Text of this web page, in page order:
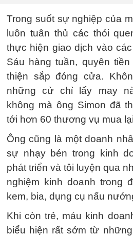
Trong suốt sự nghiệp của
luôn tuân thủ các thói
thực hiện giao dịch vào
Sáu hàng tuần, quyên
thiện sắp đóng cửa.
những cử chỉ lấy may
không mà ông Simon đã
tới hơn 60 thương vụ mua
Ông cũng là một doanh
sự nhạy bén trong kinh
phát triển và tôi luyện qua
nghiệm kinh doanh trong
kem, bia, dụng cụ nấu
Khi còn trẻ, máu kinh
biểu hiện rất sớm từ